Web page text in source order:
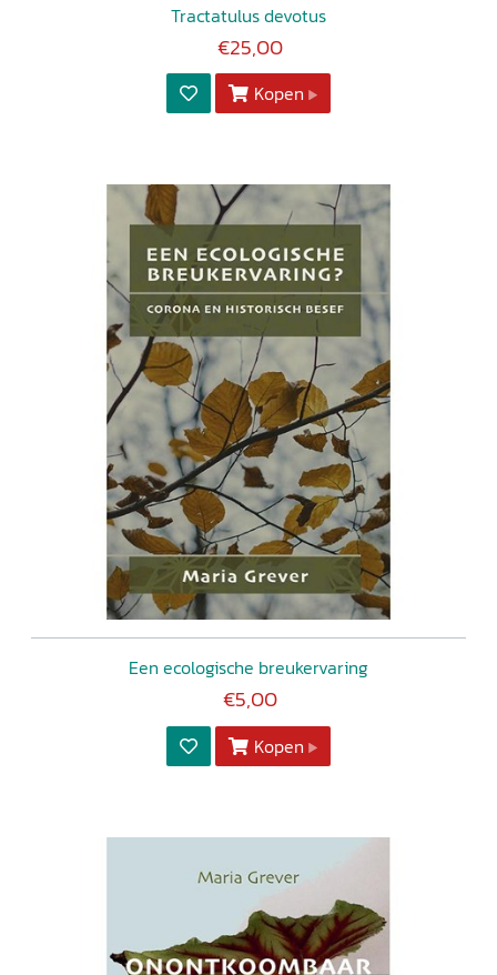
Tractatulus devotus
€25,00
Kopen
Een ecologische breukervaring
€5,00
Kopen